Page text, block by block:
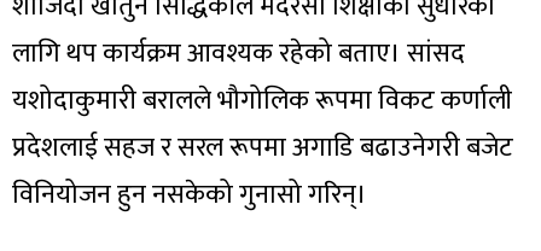
लागि थप कार्यक्रम आवश्यक रहेको बताए। सांसद
यशोदाकुमारी बरालले भौगोलिक रूपमा विकट कर्णाली
प्रदेशलाई सहज र सरल रूपमा अगाडि बढाउनेगरी बजेट
विनियोजन हुन नसकेको गुनासो गरिन्।